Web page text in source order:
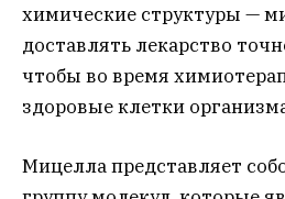
химические структуры —
доставлять лекарство
чтобы во время
здоровые клетки
Мицелла представляет